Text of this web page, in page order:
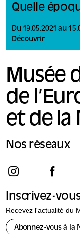
Quelle
Du 19.05.2021 au
Découvrir
Musée
de
et de la
Nos réseaux
Inscrivez-
Recevez l'actualité du
Abonnez-vous à la